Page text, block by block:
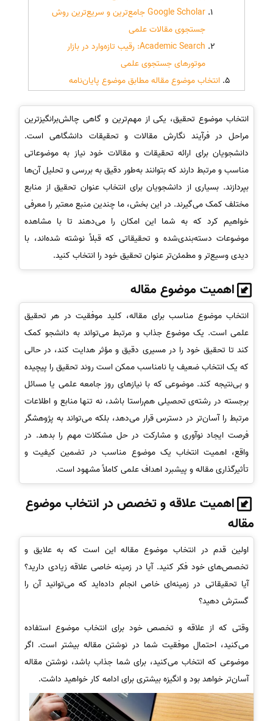
Google Scholar جامع‌ترین و سریع‌ترین روش
جستجوی مقالات علمی
Academic Search: رقیب تازه‌وارد در بازار
موتورهای جستجوی علمی
انتخاب موضوع مقاله مطابق موضوع پایان‌نامه
انتخاب موضوع تحقیق، یکی از مهم‌ترین و گاهی چالش‌برانگیزترین
مراحل در فرآیند نگارش مقالات و تحقیقات دانشگاهی است.
دانشجویان برای ارائه تحقیقات و مقالات خود نیاز به موضوعاتی
مناسب و مرتبط دارند که بتوانند به‌طور دقیق به بررسی و تحلیل آن‌ها
بپردازند. بسیاری از دانشجویان برای انتخاب عنوان تحقیق از منابع
مختلف کمک می‌گیرند. در این بخش، ما چندین منبع معتبر را معرفی
خواهیم کرد که به شما این امکان را می‌دهند تا با مشاهده
موضوعات دسته‌بندی‌شده و تحقیقاتی که قبلاً نوشته شده‌اند، با
دیدی وسیع‌تر و مطمئن‌تر عنوان تحقیق خود را انتخاب کنید.
اهمیت موضوع مقاله
انتخاب موضوع مناسب برای مقاله، کلید موفقیت در هر تحقیق
علمی است. یک موضوع جذاب و مرتبط می‌تواند به دانشجو کمک
کند تا تحقیق خود را در مسیری دقیق و مؤثر هدایت کند، در حالی
که یک انتخاب ضعیف یا نامناسب ممکن است روند تحقیق را پیچیده
و بی‌نتیجه کند. موضوعی که با نیازهای روز جامعه علمی یا مسائل
برجسته در رشته‌ی تحصیلی هم‌راستا باشد، نه تنها منابع و اطلاعات
مرتبط را آسان‌تر در دسترس قرار می‌دهد، بلکه می‌تواند به پژوهشگر
فرصت ایجاد نوآوری و مشارکت در حل مشکلات مهم را بدهد. در
واقع، اهمیت انتخاب یک موضوع مناسب در تضمین کیفیت و
تأثیرگذاری مقاله و پیشبرد اهداف علمی کاملاً مشهود است.
اهمیت علاقه و تخصص در انتخاب موضوع
مقاله
اولین قدم در انتخاب موضوع مقاله این است که به علایق و
تخصص‌های خود فکر کنید. آیا در زمینه خاصی علاقه زیادی دارید؟
آیا تحقیقاتی در زمینه‌ای خاص انجام داده‌اید که می‌توانید آن را
گسترش دهید؟
وقتی که از علاقه و تخصص خود برای انتخاب موضوع استفاده
می‌کنید، احتمال موفقیت شما در نوشتن مقاله بیشتر است. اگر
موضوعی که انتخاب می‌کنید، برای شما جذاب باشد، نوشتن مقاله
آسان‌تر خواهد بود و انگیزه بیشتری برای ادامه کار خواهید داشت.